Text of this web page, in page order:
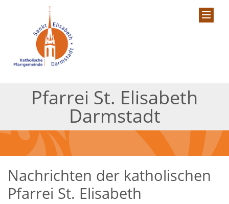
Pfarrei St. Elisabeth
Darmstadt
Nachrichten der katholischen
Pfarrei St. Elisabeth